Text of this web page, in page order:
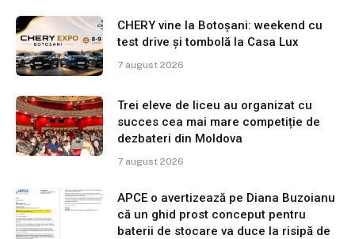
CHERY vine la Botoșani: weekend cu
test drive și tombolă la Casa Lux
7 august 2026
Trei eleve de liceu au organizat cu
succes cea mai mare competiție de
dezbateri din Moldova
7 august 2026
APCE o avertizează pe Diana Buzoianu
că un ghid prost conceput pentru
baterii de stocare va duce la risipă de